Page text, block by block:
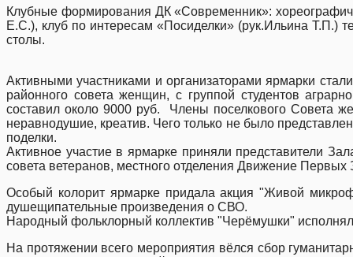
Клубные формирования ДК «Современник»:
Е.С.), клуб по интересам «Посиделки» (рук.Ильина Т.П.)
столы.
Активными участниками и организаторами ярмарки
районного совета женщин, с группой студентов
составил около 9000 руб. Члены поселкового Совета
неравнодушие, креатив. Чего только не было
поделки.
Активное участие в ярмарке приняли представители
совета ветеранов, местного отделения Движение Первых
Особый колорит ярмарке придала акция "Живой
душещипательные произведения о СВО.
Народный фольклорный коллектив "Черёмушки"
На протяжении всего мероприятия вёлся сбор